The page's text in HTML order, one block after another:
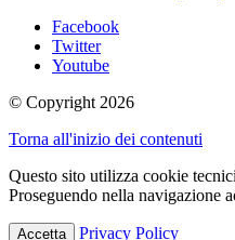
Facebook
Twitter
Youtube
© Copyright 2026
Torna all'inizio dei contenuti
Questo sito utilizza cookie
Proseguendo nella navigazione
Accetta Privacy Policy